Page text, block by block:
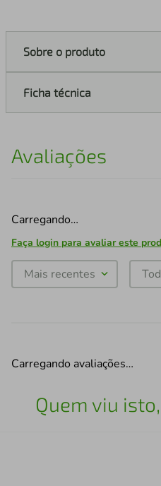
Sobre o produto
Ficha técnica
Avaliações
Carregando…
Faça login para avaliar este
Mais recentes
Carregando avaliações…
Quem viu